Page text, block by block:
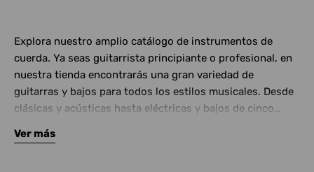
Explora nuestro amplio catálogo de instrumentos de
cuerda. Ya seas guitarrista principiante o profesional, en
nuestra tienda encontrarás una gran variedad de
guitarras y bajos para todos los estilos musicales. Desde
clásicas y acústicas hasta eléctricas y bajos de cinco
Complementa tu instrumento con amplificadores de
Ver más